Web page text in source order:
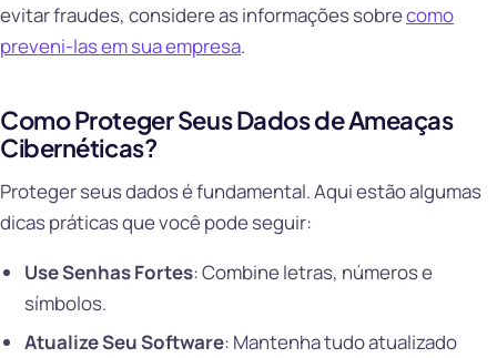
evitar fraudes, considere as informações sobrecomo
preveni-las em sua empresa.
Como Proteger Seus Dados de Ameaças
Cibernéticas?
Proteger seus dados é fundamental. Aqui estão algumas
dicas práticas que você pode seguir:
Use Senhas Fortes: Combine letras, números e
símbolos.
Atualize Seu Software: Mantenha tudo atualizado